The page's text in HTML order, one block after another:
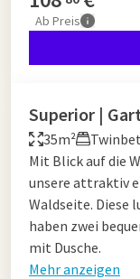
Ab Preis
Superior |
35m²
Mit Blick auf die
unsere attraktiv
Waldseite. Diese
haben zwei
mit Dusche.
Mehr anzeigen